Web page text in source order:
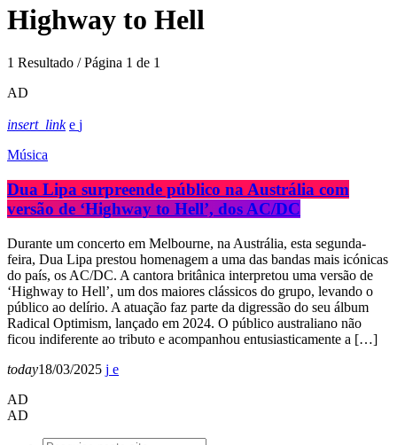
Highway to Hell
1 Resultado / Página 1 de 1
AD
insert_link
Música
Dua Lipa surpreende público na Austrália com
versão de ‘Highway to Hell’, dos AC/DC
Durante um concerto em Melbourne, na Austrália, esta segunda-
feira, Dua Lipa prestou homenagem a uma das bandas mais icónicas
do país, os AC/DC. A cantora britânica interpretou uma versão de
‘Highway to Hell’, um dos maiores clássicos do grupo, levando o
público ao delírio. A atuação faz parte da digressão do seu álbum
Radical Optimism, lançado em 2024. O público australiano não
ficou indiferente ao tributo e acompanhou entusiasticamente a […]
today18/03/2025
AD
AD